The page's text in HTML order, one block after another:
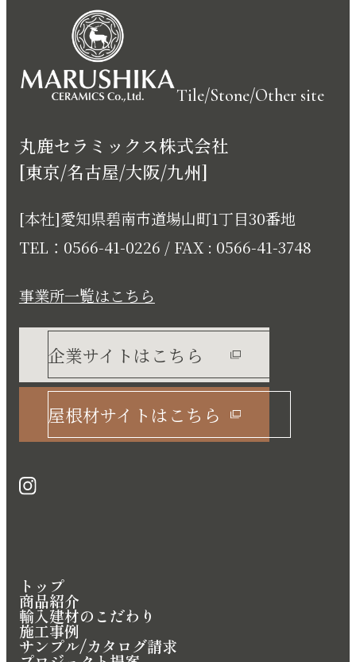
Tile/Stone/Other site
丸鹿セラミックス株式会社
[東京/名古屋/大阪/九州]
[本社]愛知県碧南市道場山町1丁目30番地
TEL：0566-41-0226 / FAX : 0566-41-3748
事業所一覧はこちら
企業サイトはこちら
屋根材サイトはこちら
トップ
商品紹介
輸入建材のこだわり
施工事例
サンプル/カタログ請求